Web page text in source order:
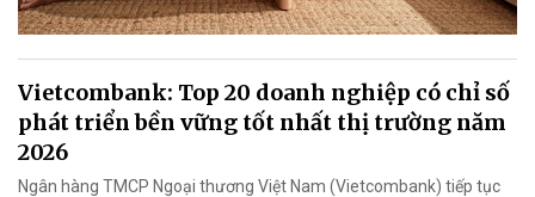
Vietcombank: Top 20 doanh nghiệp có chỉ số
phát triển bền vững tốt nhất thị trường năm
2026
Ngân hàng TMCP Ngoại thương Việt Nam (Vietcombank) tiếp tục